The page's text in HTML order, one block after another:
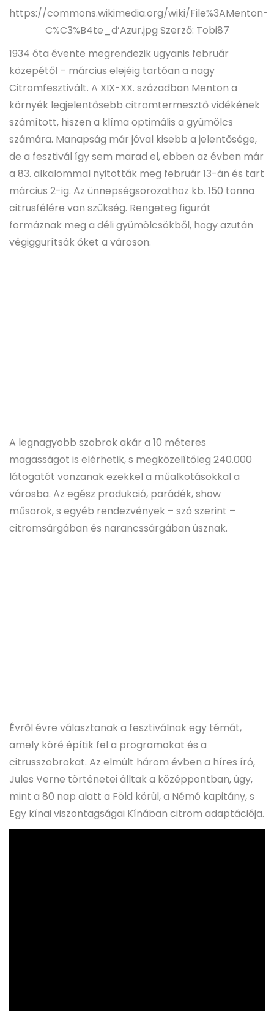
https://commons.wikimedia.org/wiki/File%3AMenton-
C%C3%B4te_d’Azur.jpg Szerző: Tobi87
1934 óta évente megrendezik ugyanis február
közepétől – március elejéig tartóan a nagy
Citromfesztivált. A XIX-XX. században Menton a
környék legjelentősebb citromtermesztő vidékének
számított, hiszen a klíma optimális a gyümölcs
számára. Manapság már jóval kisebb a jelentősége,
de a fesztivál így sem marad el, ebben az évben már
a 83. alkalommal nyitották meg február 13-án és tart
március 2-ig. Az ünnepségsorozathoz kb. 150 tonna
citrusfélére van szükség. Rengeteg figurát
formáznak meg a déli gyümölcsökből, hogy azután
végiggurítsák őket a városon.
A legnagyobb szobrok akár a 10 méteres
magasságot is elérhetik, s megközelítőleg 240.000
látogatót vonzanak ezekkel a műalkotásokkal a
városba. Az egész produkció, parádék, show
műsorok, s egyéb rendezvények – szó szerint –
citromsárgában és narancssárgában úsznak.
Évről évre választanak a fesztiválnak egy témát,
amely köré építik fel a programokat és a
citrusszobrokat. Az elmúlt három évben a híres író,
Jules Verne történetei álltak a középpontban, úgy,
mint a 80 nap alatt a Föld körül, a Némó kapitány, s
Egy kínai viszontagságai Kínában citrom adaptációja.